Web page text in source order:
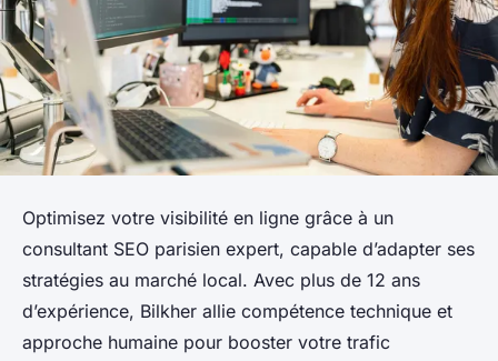
Optimisez votre visibilité en ligne grâce à un
consultant SEO parisien expert, capable d’adapter ses
stratégies au marché local. Avec plus de 12 ans
d’expérience, Bilkher allie compétence technique et
approche humaine pour booster votre trafic